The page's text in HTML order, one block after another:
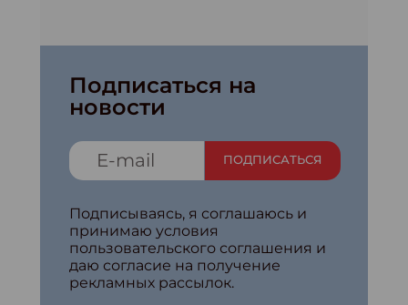
Подписаться на
новости
ПОДПИСАТЬСЯ
Подписываясь, я соглашаюсь и
принимаю условия
пользовательского соглашения и
даю согласие на получение
рекламных рассылок.